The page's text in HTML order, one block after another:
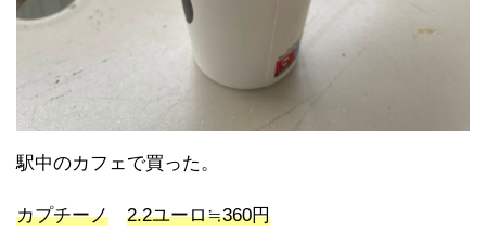
駅中のカフェで買った。
カプチーノ 2.2ユーロ≒360円